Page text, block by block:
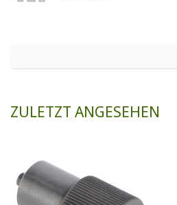
ZULETZT ANGESEHEN